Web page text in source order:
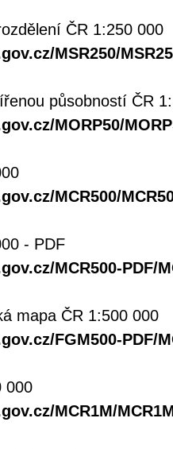
ČR 1:250 000
MSR250/
působností ČR
MORP50/
MCR500/
- PDF
MCR500-PDF/
mapa ČR 1:500 000
FGM500-PDF/
000
MCR1M/